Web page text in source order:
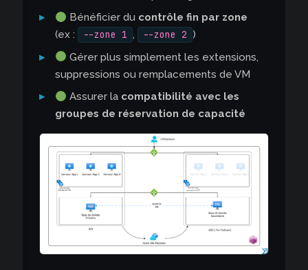
Bénéficier du contrôle fin par zone
(ex :
--zone 1 , --zone 2 )
Gérer plus simplement les extensions,
suppressions ou remplacements de VM
Assurer la compatibilité avec les
groupes de réservation de capacité